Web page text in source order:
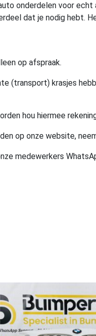
onderdelen voor
dat je nodig hebt.
op afspraak.
(transport) krasjes
hou hiermee
op onze website,
medewerkers